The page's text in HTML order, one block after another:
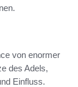
von enormer
des Adels,
Einfluss.